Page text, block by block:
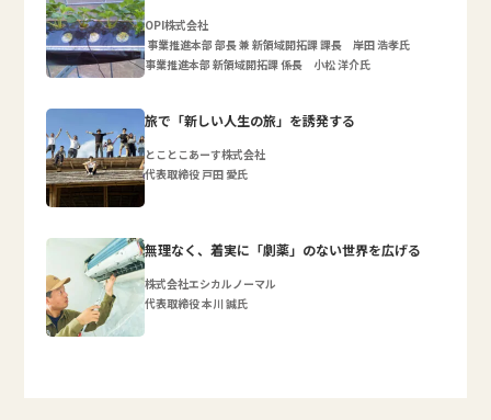
OPI株式会社
事業推進本部 部長 兼 新領域開拓課 課長 岸田 浩孝氏
事業推進本部 新領域開拓課 係長 小松 洋介氏
旅で「新しい人生の旅」を誘発する
とことこあーす株式会社
代表取締役 戸田 愛氏
無理なく、着実に「劇薬」のない世界を広げる
株式会社エシカルノーマル
代表取締役 本川 誠氏